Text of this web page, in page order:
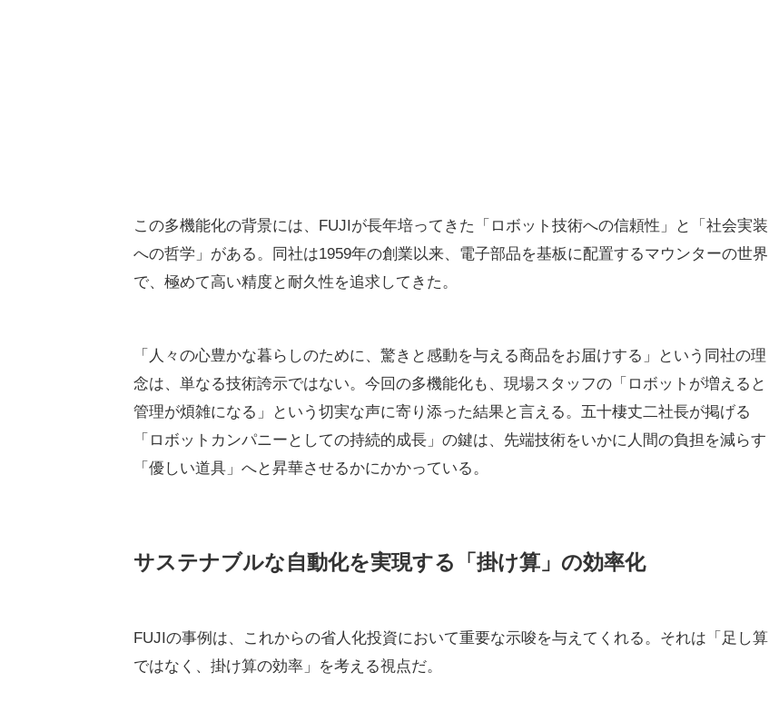
この多機能化の背景には、FUJIが長年培ってきた「ロボット技術への信頼性」と「社会実装
への哲学」がある。同社は1959年の創業以来、電子部品を基板に配置するマウンターの世界
で、極めて高い精度と耐久性を追求してきた。
「人々の心豊かな暮らしのために、驚きと感動を与える商品をお届けする」という同社の理
念は、単なる技術誇示ではない。今回の多機能化も、現場スタッフの「ロボットが増えると
管理が煩雑になる」という切実な声に寄り添った結果と言える。五十棲丈二社長が掲げる
「ロボットカンパニーとしての持続的成長」の鍵は、先端技術をいかに人間の負担を減らす
「優しい道具」へと昇華させるかにかかっている。
サステナブルな自動化を実現する「掛け算」の効率化
FUJIの事例は、これからの省人化投資において重要な示唆を与えてくれる。それは「足し算
ではなく、掛け算の効率」を考える視点だ。